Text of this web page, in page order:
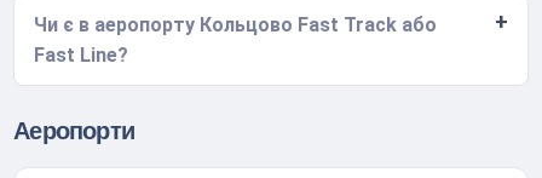
Чи є в аеропорту Кольцово Fast Track або
Fast Line?
Аеропорти